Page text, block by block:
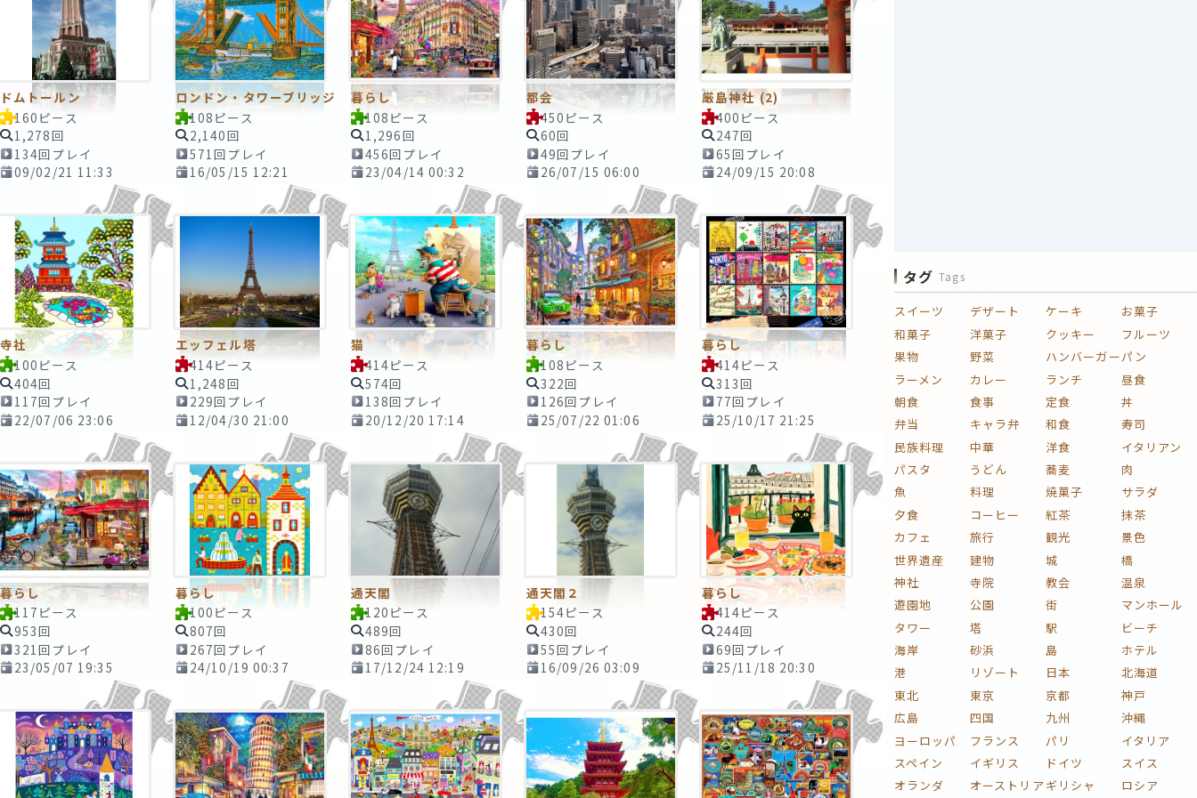
ドムトールン
160ピース
1,278回
134回プレイ
09/02/21 11:33
ロンドン・タワーブリッジ
108ピース
2,140回
571回プレイ
16/05/15 12:21
暮らし
108ピース
1,296回
456回プレイ
23/04/14 00:32
都会
450ピース
60回
49回プレイ
26/07/15 06:00
厳島神社 (2)
400ピース
247回
65回プレイ
24/09/15 20:08
寺社
100ピース
404回
117回プレイ
22/07/06 23:06
エッフェル塔
414ピース
1,248回
229回プレイ
12/04/30 21:00
猫
414ピース
574回
138回プレイ
20/12/20 17:14
暮らし
108ピース
322回
126回プレイ
25/07/22 01:06
暮らし
414ピース
313回
77回プレイ
25/10/17 21:25
暮らし
117ピース
953回
321回プレイ
23/05/07 19:35
暮らし
100ピース
807回
267回プレイ
24/10/19 00:37
通天閣
120ピース
489回
86回プレイ
17/12/24 12:19
通天閣２
154ピース
430回
55回プレイ
16/09/26 03:09
暮らし
414ピース
244回
69回プレイ
25/11/18 20:30
タグ Tags
スイーツ デザート ケーキ
お菓子
和菓子
洋菓子 クッキー
フルーツ
果物
野菜 ハンバーガーパン
ラーメン
カレー ランチ
昼食
朝食
食事 定食
丼
弁当
キャラ弁 和食
寿司
民族料理
中華 洋食
イタリアン
パスタ
うどん 蕎麦
肉
魚
料理 焼菓子
サラダ
夕食
コーヒー 紅茶
抹茶
カフェ
旅行 観光
景色
世界遺産
建物 城
橋
神社
寺院 教会
温泉
遊園地
公園 街
マンホール
タワー
塔 駅
ビーチ
海岸
砂浜 島
ホテル
港
リゾート 日本
北海道
東北
東京 京都
神戸
広島
四国 九州
沖縄
ヨーロッパ
フランス パリ
イタリア
スペイン
イギリス ドイツ
スイス
オランダ
オーストリア ギリシャ
ロシア